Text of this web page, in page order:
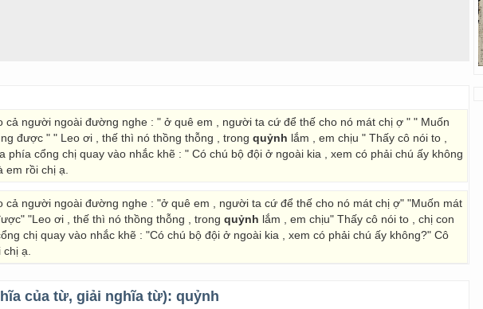
cả người ngoài đường nghe : " ở quê em , người ta cứ để thế cho nó mát chị ợ " " Muốn
được " " Leo ơi , thế thì nó thồng thỗng , trong quỷnh lắm , em chịu " Thấy cô nói to ,
phía cổng chị quay vào nhắc khẽ : " Có chú bộ đội ở ngoài kia , xem có phải chú ấy không
rồi chị ạ.
cả người ngoài đường nghe : "ở quê em , người ta cứ để thế cho nó mát chị ợ" "Muốn mát
"Leo ơi , thế thì nó thồng thỗng , trong quỷnh lắm , em chịu" Thấy cô nói to , chị con
chị quay vào nhắc khẽ : "Có chú bộ đội ở ngoài kia , xem có phải chú ấy không?" Cô
ạ.
của từ, giải nghĩa từ): quỷnh